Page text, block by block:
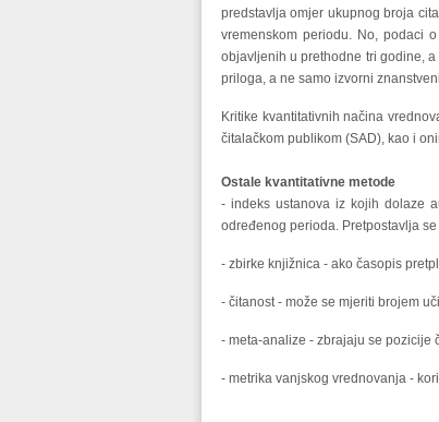
predstavlja omjer ukupnog broja
vremenskom periodu. No, podaci
objavljenih u prethodne tri godine,
priloga, a ne samo izvorni
Kritike kvantitativnih načina
čitalačkom publikom (SAD), kao i
Ostale kvantitativne metode
- indeks ustanova iz kojih dolaze
određenog perioda. Pretpostavlja
- zbirke knjižnica - ako časopis
- čitanost - može se mjeriti brojem
- meta-analize - zbrajaju se
- metrika vanjskog vrednovanja -